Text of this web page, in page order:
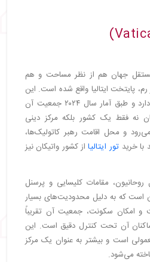
جهان هم از نظر مساحت و هم
پایتخت ایتالیا واقع شده است. این
کشور فقط ۴۹ هکتار وسعت دارد و طبق آمار سال ۲۰۲۴ جمعیت آن
نه فقط یک کشور بلکه مرکز دینی
و محل اقامت رهبر کاتولیک‌ها،
خرید تور ایتالیااز کشور واتیکان نیز
مقامات کلیسایی و پرسنل
است که به دلیل محدودیت‌های بسیار
و امکان سکونت، جمعیت آن تقریباً
آن تحت کنترل دقیق است. این
است و بیشتر به عنوان یک مرکز
می‌شود.